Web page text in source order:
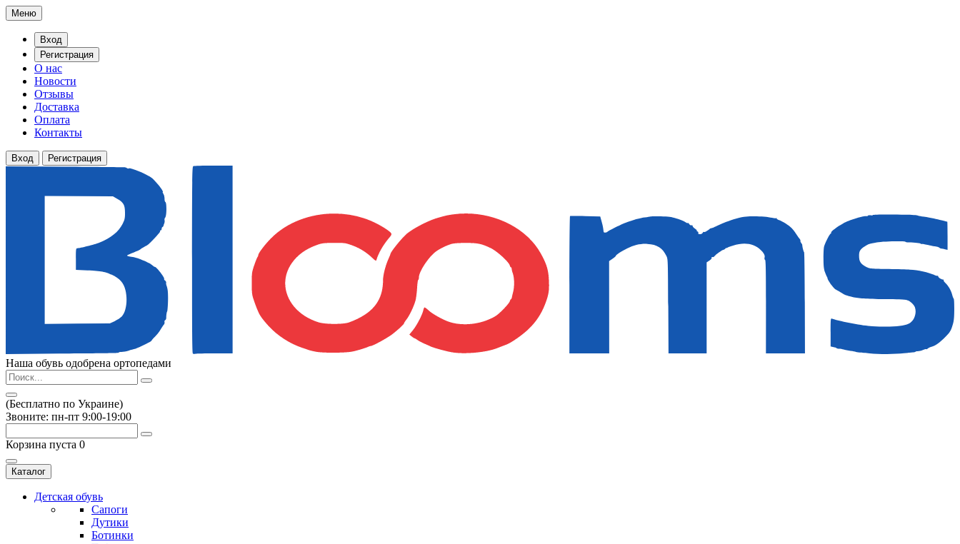
Меню
Вход
Регистрация
О нас
Новости
Отзывы
Доставка
Оплата
Контакты
Вход Регистрация
Наша обувь одобрена ортопедами
(Бесплатно по Украине)
Звоните: пн-пт 9:00-19:00
Корзина пуста 0
Каталог
Детская обувь
Сапоги
Дутики
Ботинки